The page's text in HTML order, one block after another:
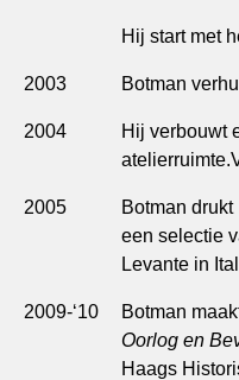
Hij start met
2003 Botman
2004
Hij verbouwt
2005
Botman
een selectie
Levante in
2009-‘10
Botman
Oorlog en
Haags